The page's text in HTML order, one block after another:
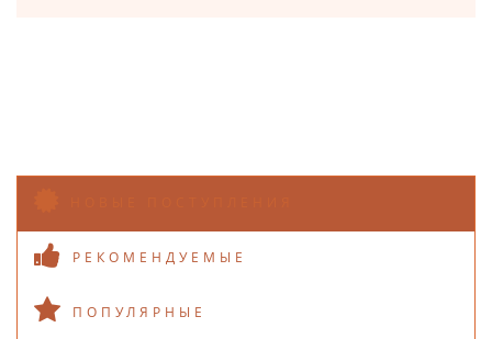
РЕКОМЕНДУЕМЫЕ
ПОПУЛЯРНЫЕ